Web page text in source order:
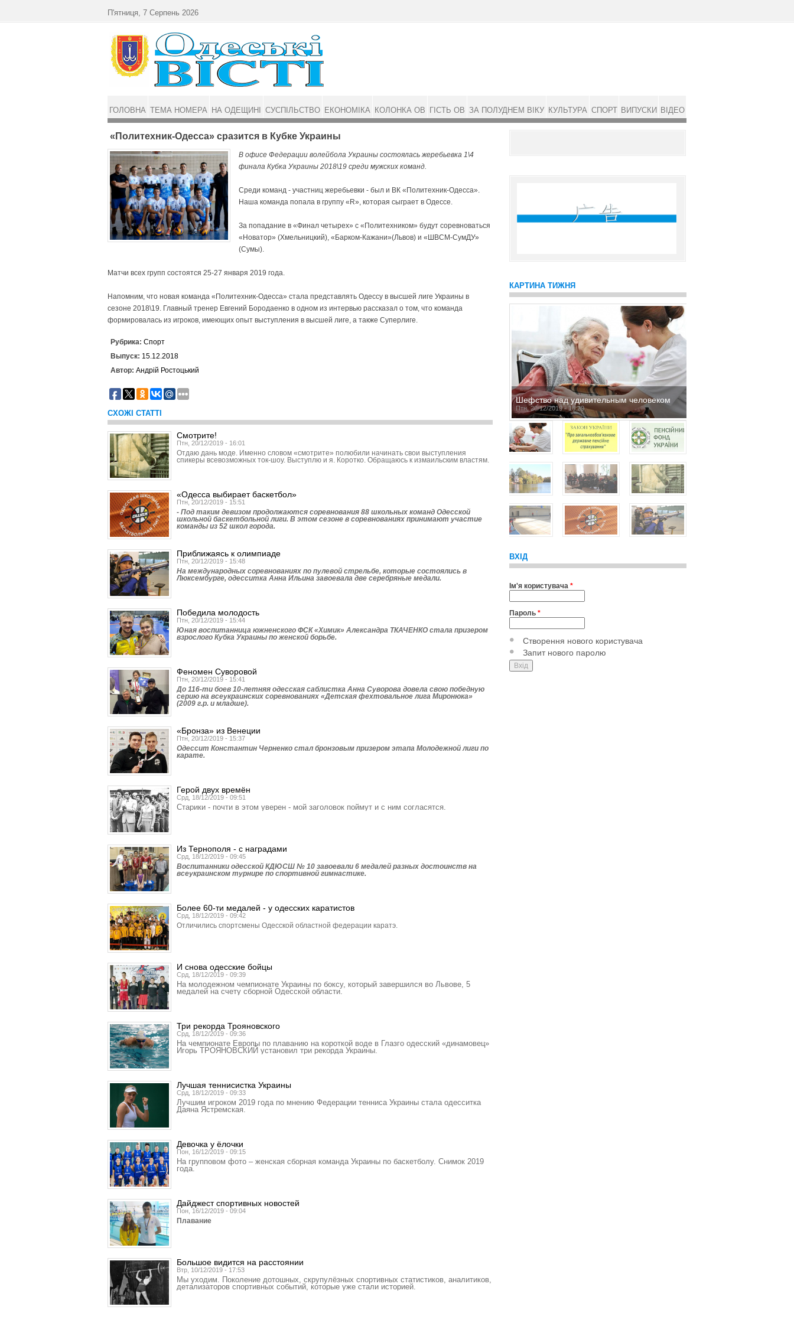
«Политехник-Одесса» сразится в Кубке Украины
В офисе Федерации волейбола Украины состоялась жеребьевка 1\4
финала Кубка Украины 2018\19 среди мужских команд.
Среди команд - участниц жеребьевки - был и ВК «Политехник-Одесса».
Наша команда попала в группу «R», которая сыграет в Одессе.
За попадание в «Финал четырех» с «Политехником» будут соревноваться
«Новатор» (Хмельницкий), «Барком-Кажани»(Львов) и «ШВСМ-СумДУ»
(Сумы).
Матчи всех групп состоятся 25-27 января 2019 года.
Напомним, что новая команда «Политехник-Одесса» стала представлять Одессу в высшей лиге Украины в
сезоне 2018\19. Главный тренер Евгений Бо­родаенко в одном из интервью рассказал о том, что команда
формировалась из игроков, имеющих опыт выступления в высшей лиге, а также Суперлиге.
Рубрика: Спорт
Выпуск: 15.12.2018
Автор: Андрій Ростоцький
СХОЖІ СТАТТІ
Смотрите!
Птн, 20/12/2019 - 16:01
Отдаю дань моде. Именно словом «смотрите» полюбили начинать свои выступления
спикеры всевозможных ток-шоу. Выступлю и я. Коротко. Обращаюсь к измаильским властям.
«Одесса выбирает баскетбол»
Птн, 20/12/2019 - 15:51
- Под таким девизом продолжаются соревнования 88 школьных команд Одесской
школьной баскетбольной лиги. В этом сезоне в соревнованиях принимают участие
команды из 52 школ города.
Приближаясь к олимпиаде
Птн, 20/12/2019 - 15:48
На международных соревнованиях по пулевой стрельбе, которые состоялись в
Люксембурге, одесситка Анна Ильина завоевала две серебряные медали.
Победила молодость
Птн, 20/12/2019 - 15:44
Юная воспитанница южненского ФСК «Химик» Александра ТКАЧЕНКО стала призером
взрослого Кубка Украины по женской борьбе.
Феномен Суворовой
Птн, 20/12/2019 - 15:41
До 116-ти боев 10-летняя одесская саблистка Анна Суворова довела свою победную
серию на всеукраинских соревнованиях «Детская фехтовальное лига Миронюка»
(2009 г.р. и младше).
«Бронза» из Венеции
Птн, 20/12/2019 - 15:37
Одессит Константин Черненко стал бронзовым призером этапа Моло­дежной лиги по
карате.
Герой двух времён
Срд, 18/12/2019 - 09:51
Старики - почти в этом уверен - мой заголовок поймут и с ним согласятся.
Из Тернополя - с наградами
Срд, 18/12/2019 - 09:45
Воспитанники одесской КДЮСШ № 10 завоевали 6 медалей разных достоинств на
всеукраинском турнире по спортивной гимнастике.
Более 60-ти медалей - у одесских каратистов
Срд, 18/12/2019 - 09:42
Отличились спортсмены Одесской областной федерации каратэ.
И снова одесские бойцы
Срд, 18/12/2019 - 09:39
На молодежном чемпионате Украины по боксу, который завершился во Львове, 5
медалей на счету сборной Одесской области.
Три рекорда Трояновского
Срд, 18/12/2019 - 09:36
На чемпионате Европы по плаванию на короткой воде в Глазго одесский «динамовец»
Игорь ТРОЯНОВСКИЙ установил три рекорда Украины.
Лучшая теннисистка Украины
Срд, 18/12/2019 - 09:33
Лучшим игроком 2019 года по мнению Федерации тенниса Украины стала одесситка
Даяна Ястремская.
Девочка у ёлочки
Пон, 16/12/2019 - 09:15
На групповом фото – женская сборная команда Украины по баскетболу. Снимок 2019
года.
Дайджест спортивных новостей
Пон, 16/12/2019 - 09:04
Плавание
Большое видится на расстоянии
Втр, 10/12/2019 - 17:53
Мы уходим. Поколение дотошных, скрупулёзных спортивных статистиков, аналитиков,
детализаторов спортивных событий, которые уже стали историей.
КАРТИНА ТИЖНЯ
Шефство над удивительным человеком
Птн, 20/12/2019 - 16:29
ВХІД
Ім'я користувача *
Пароль *
Створення нового користувача
Запит нового паролю
П'ятниця, 7 Серпень 2026
ГОЛОВНА ТЕМА НОМЕРА НА ОДЕЩИНІ СУСПІЛЬСТВО ЕКОНОМІКА КОЛОНКА ОВ ГІСТЬ ОВ ЗА ПОЛУДНЕМ ВІКУ КУЛЬТУРА СПОРТ ВИПУСКИ ВІДЕО